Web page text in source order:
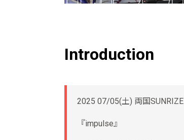
Introduction
2025 07/05(土) 両国SUNRIZE
『impulse』